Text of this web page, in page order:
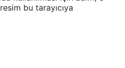
bu tarayıcıya